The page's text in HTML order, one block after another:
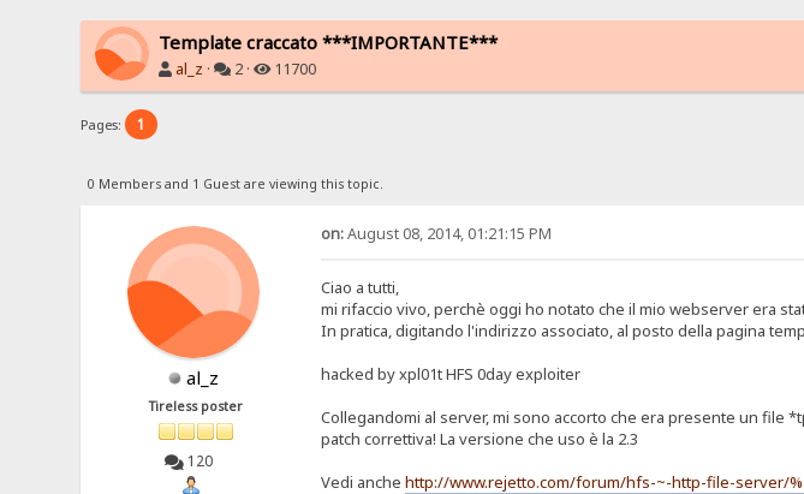
Template craccato ***IMPORTANTE***
al_z · 2 · 11700
Pages: 1
0 Members and 1 Guest are viewing this topic.
al_z
Tireless poster
120
on:August 08, 2014, 01:21:15 PM
Ciao a tutti,
mi rifaccio vivo, perchè oggi ho notato che il mio webserver era
In pratica, digitando l'indirizzo associato, al posto della pagina
hacked by xpl01t HFS 0day exploiter
Collegandomi al server, mi sono accorto che era presente un file
patch correttiva! La versione che uso è la 2.3
Vedi anche http://www.rejetto.com/forum/hfs-~-http-file-server/